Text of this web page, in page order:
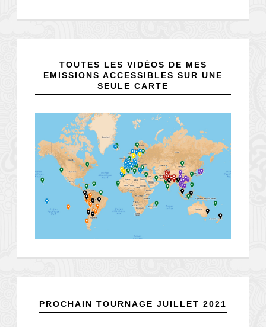
TOUTES LES VIDÉOS DE MES
EMISSIONS ACCESSIBLES SUR UNE
SEULE CARTE
PROCHAIN TOURNAGE JUILLET 2021